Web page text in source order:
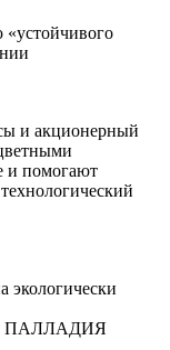
и акционерный
и помогают
экологически
ПАЛЛАДИЯ